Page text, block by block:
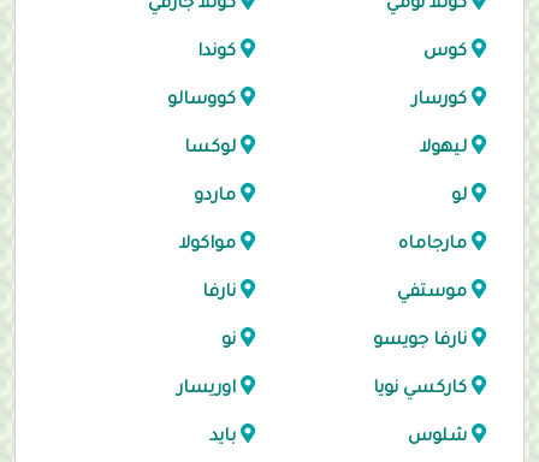
كوتلا نومي كوتلا جارفي
كوس كوندا
كورسار كووسالو
ليهولا لوكسا
لو ماردو
مارجاماه مواكولا
موستفي نارفا
نارفا جويسو نو
كاركسي نويا اوريسار
شلوس بايد